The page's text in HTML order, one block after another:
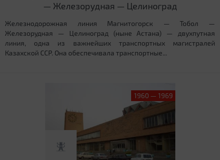
— Железорудная — Целиноград
Железнодорожная линия Магнитогорск — Тобол —
Железорудная — Целиноград (ныне Астана) — двухпутная
линия, одна из важнейших транспортных магистралей
Казахской ССР. Она обеспечивала транспортные...
1960 — 1969